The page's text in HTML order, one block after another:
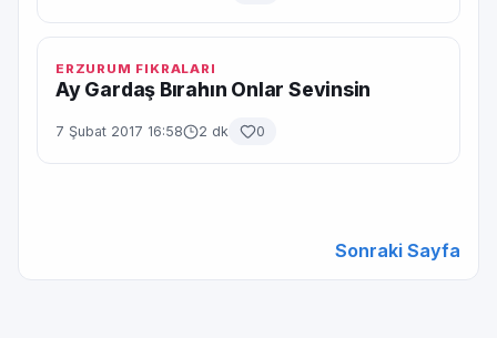
ERZURUM FIKRALARI
Ay Gardaş Bırahın Onlar Sevinsin
7 Şubat 2017 16:58 2 dk 0
Sonraki Sayfa